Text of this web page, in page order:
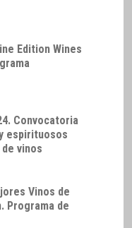
Edition Wines
Convocatoria
espirituosos
vinos
Vinos de
Programa de